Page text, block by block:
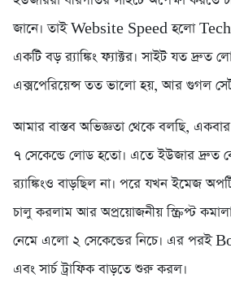
জানে। তাই Website Speed হলো
একটি বড় র‍্যাঙ্কিং ফ্যাক্টর। সাইট যত দ্রুত
এক্সপেরিয়েন্স তত ভালো হয়, আর গুগল
আমার বাস্তব অভিজ্ঞতা থেকে বলছি,
৭ সেকেন্ডে লোড হতো। এতে ইউজার দ্রুত
র‍্যাঙ্কিংও বাড়ছিল না। পরে যখন ইমেজ
চালু করলাম আর অপ্রয়োজনীয় স্ক্রিপ্ট
নেমে এলো ২ সেকেন্ডের নিচে। এর পরই
এবং সার্চ ট্রাফিক বাড়তে শুরু করল।